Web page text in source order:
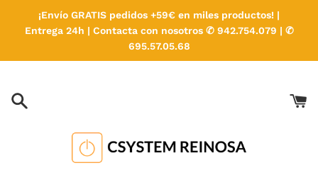
directamente
¡Envío GRATIS pedidos +59€ en miles productos! |
Entrega 24h | Contacta con nosotros ✆ 942.754.079 | ✆
695.57.05.68